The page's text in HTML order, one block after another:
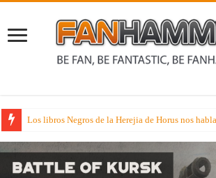
Los libros Negros de la Herejia de Horus nos